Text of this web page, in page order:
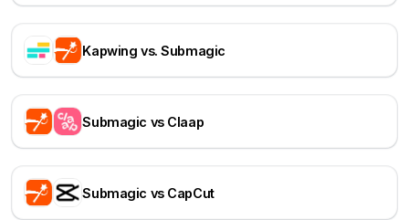
Kapwing vs. Submagic
Submagic vs Claap
Submagic vs CapCut